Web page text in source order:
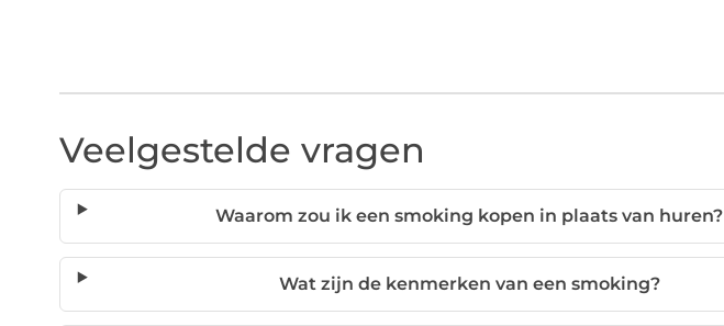
Veelgestelde vragen
Waarom zou ik een smoking kopen in plaats van huren?
Wat zijn de kenmerken van een smoking?